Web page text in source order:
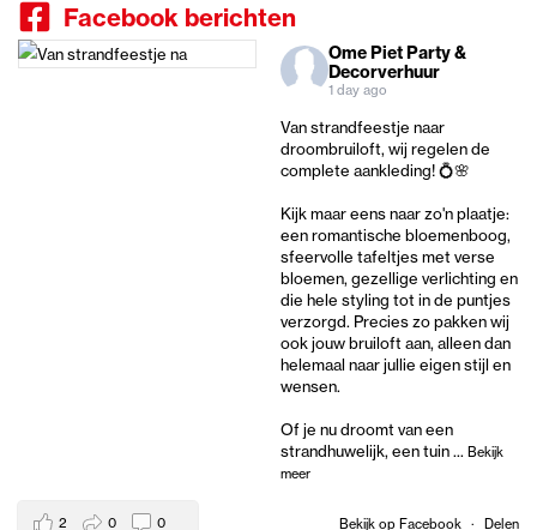
Facebook berichten
Ome Piet Party &
Decorverhuur
1 day ago
Van strandfeestje naar
droombruiloft, wij regelen de
complete aankleding! 💍🌸
Kijk maar eens naar zo'n plaatje:
een romantische bloemenboog,
sfeervolle tafeltjes met verse
bloemen, gezellige verlichting en
die hele styling tot in de puntjes
verzorgd. Precies zo pakken wij
ook jouw bruiloft aan, alleen dan
helemaal naar jullie eigen stijl en
wensen.
Of je nu droomt van een
strandhuwelijk, een tuin... Bekijk
meer
Bekijk op Facebook · Delen
2 0 0